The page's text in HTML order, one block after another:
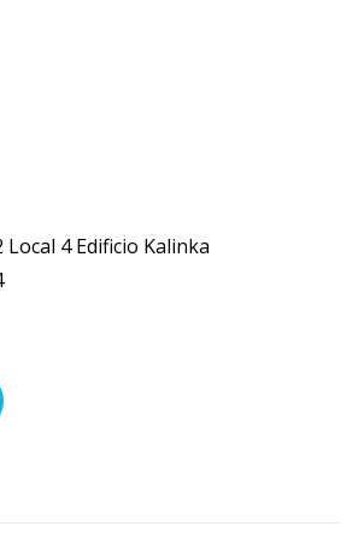
4 Edificio Kalinka